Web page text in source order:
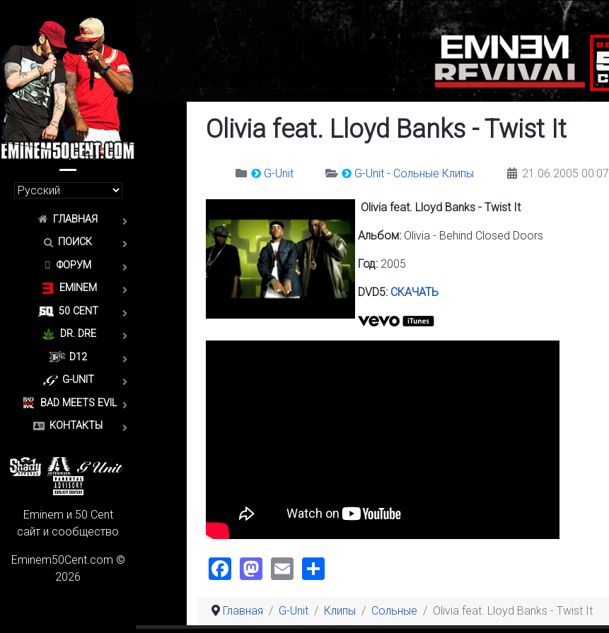
Olivia feat. Lloyd Banks - Twist It
G-Unit G-Unit - Сольные Клипы 21.06.2005 00:07
Olivia feat. Lloyd Banks - Twist It
Альбом: Olivia - Behind Closed Doors
Год: 2005
DVD5: СКАЧАТЬ
Facebook
Mastodon
Email
Главная G-Unit Клипы Сольные Olivia feat. Lloyd Banks - Twist It
ГЛАВНАЯ
ПОИСК
ФОРУМ
EMINEM
50 CENT
DR. DRE
D12
G-UNIT
BAD MEETS EVIL
КОНТАКТЫ
Eminem и 50 Cent
сайт и сообщество
Eminem50Cent.com ©
2026